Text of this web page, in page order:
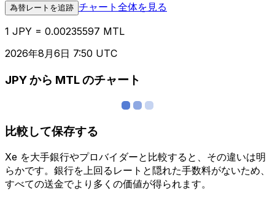
為替レートを追跡 チャート全体を見る
1 JPY = 0.00235597 MTL
2026年8月6日 7:50 UTC
JPY から MTL のチャート
比較して保存する
Xe を大手銀行やプロバイダーと比較すると、その違いは明
らかです。銀行を上回るレートと隠れた手数料がないため、
すべての送金でより多くの価値が得られます。